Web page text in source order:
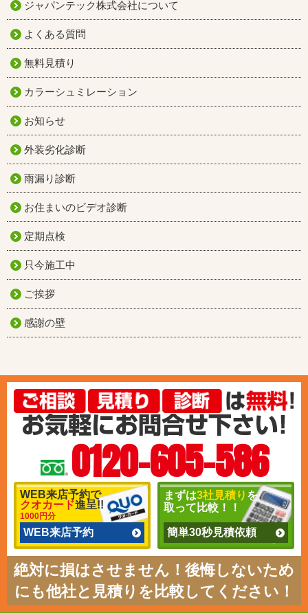
ジャパンテック株式会社について
よくある質問
無料見積り
カラーシュミレーション
お知らせ
外装劣化診断
雨漏り診断
お住まいのビデオ診断
定期点検
只今施工中
ご挨拶
感謝の壁
0120-605-586
WEB来店予約で
クオカード進呈!!
1000円分
WEB来店予約
まずは3社見積り を
取って比較！！
簡単30秒見積依頼
絶対に損はさせません！後悔しないため
にも他社と見積りを比較してください！